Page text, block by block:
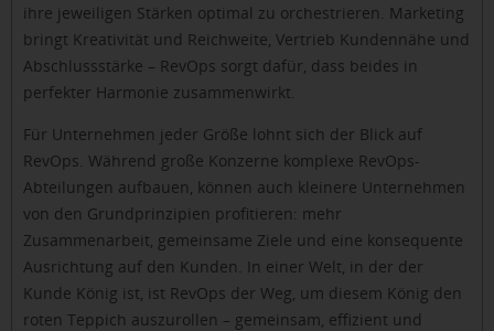
ihre jeweiligen Stärken optimal zu orchestrieren. Marketing
bringt Kreativität und Reichweite, Vertrieb Kundennähe und
Abschlussstärke – RevOps sorgt dafür, dass beides in
perfekter Harmonie zusammenwirkt.
Für Unternehmen jeder Größe lohnt sich der Blick auf
RevOps. Während große Konzerne komplexe RevOps-
Abteilungen aufbauen, können auch kleinere Unternehmen
von den Grundprinzipien profitieren: mehr
Zusammenarbeit, gemeinsame Ziele und eine konsequente
Ausrichtung auf den Kunden. In einer Welt, in der der
Kunde König ist, ist RevOps der Weg, um diesem König den
roten Teppich auszurollen – gemeinsam, effizient und